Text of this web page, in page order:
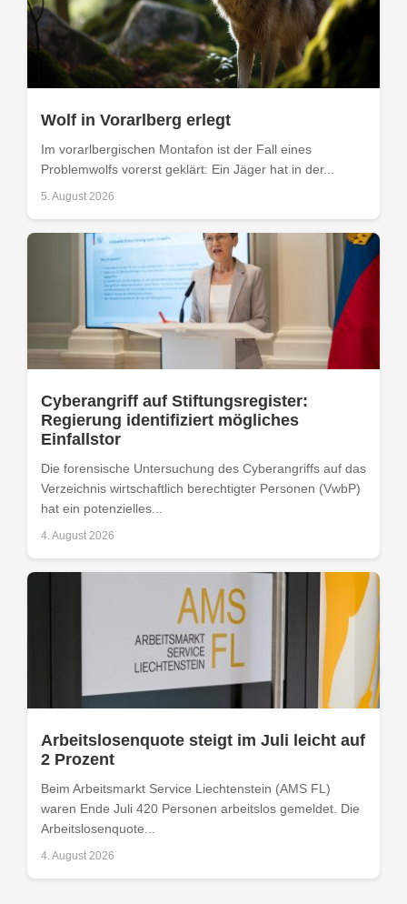
Wolf in Vorarlberg erlegt
Im vorarlbergischen Montafon ist der Fall eines
Problemwolfs vorerst geklärt: Ein Jäger hat in der...
5. August 2026
Cyberangriff auf Stiftungsregister:
Regierung identifiziert mögliches
Einfallstor
Die forensische Untersuchung des Cyberangriffs auf das
Verzeichnis wirtschaftlich berechtigter Personen (VwbP)
hat ein potenzielles...
4. August 2026
Arbeitslosenquote steigt im Juli leicht auf
2 Prozent
Beim Arbeitsmarkt Service Liechtenstein (AMS FL)
waren Ende Juli 420 Personen arbeitslos gemeldet. Die
Arbeitslosenquote...
4. August 2026